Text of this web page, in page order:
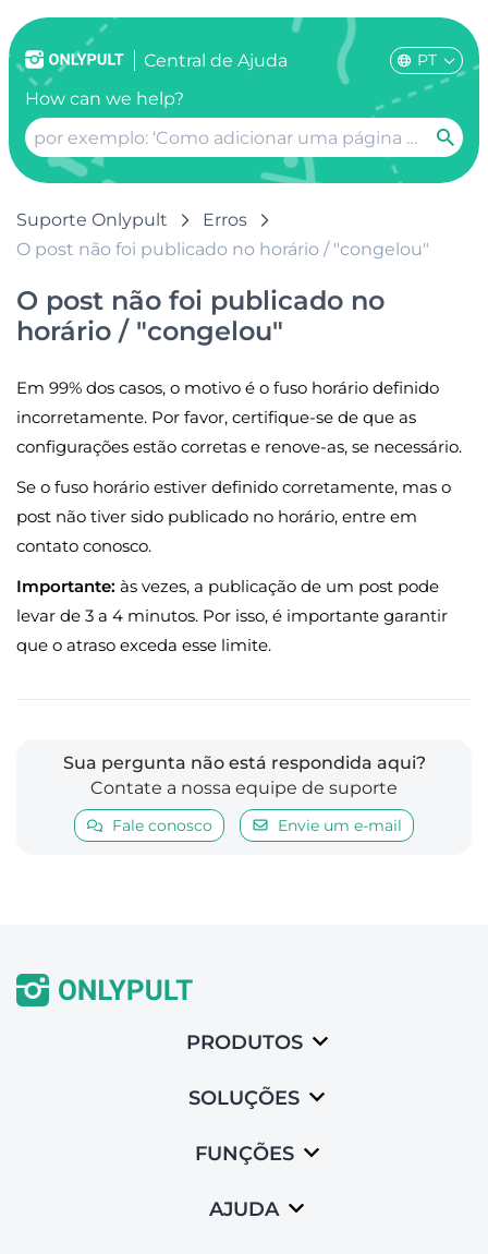
Сentral de Ajuda PT
How can we help?
Suporte Onlypult
Erros
O post não foi publicado no horário / "congelou"
O post não foi publicado no
horário / "congelou"
Em 99% dos casos, o motivo é o fuso horário definido
incorretamente. Por favor, certifique-se de que as
configurações estão corretas e renove-as, se necessário.
Se o fuso horário estiver definido corretamente, mas o
post não tiver sido publicado no horário, entre em
contato conosco.
Importante: às vezes, a publicação de um post pode
levar de 3 a 4 minutos. Por isso, é importante garantir
que o atraso exceda esse limite.
Sua pergunta não está respondida aqui?
Contate a nossa equipe de suporte
Fale conosco Envie um e-mail
PRODUTOS
SOLUÇÕES
FUNÇÕES
AJUDA